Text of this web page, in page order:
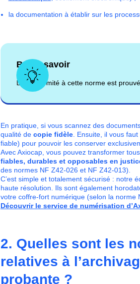
la documentation à établir sur les
Bon à savoir
La conformité à cette norme est
En pratique, si vous scannez des
qualité de copie fidèle. Ensuite, il vous
fiable) pour pouvoir les conserver
Avec Axiocap, vous pouvez transformer
fiables, durables et opposables en
des normes NF Z42-026 et NF Z42-013).
C’est simple et totalement sécurisé : notre
haute résolution. Ils sont également
votre coffre-fort numérique (selon la norme
Découvrir le service de numérisation
2. Quelles sont les
relatives à
probante ?